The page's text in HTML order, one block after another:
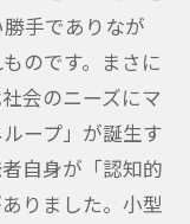
勝手でありなが
のです。まさに
会のニーズにマ
ープ」が誕生す
自身が「認知的
りました。小型